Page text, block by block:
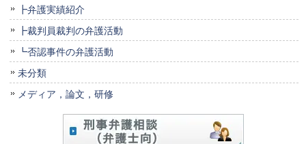
┣弁護実績紹介
┣裁判員裁判の弁護活動
┗否認事件の弁護活動
未分類
メディア，論文，研修